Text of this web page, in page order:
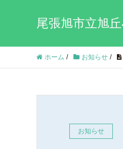
尾張旭市立旭
ホーム / お知らせ /
お知らせ